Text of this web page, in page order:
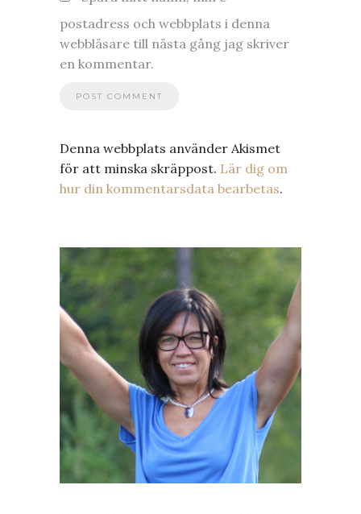
postadress och webbplats i denna
webbläsare till nästa gång jag skriver
en kommentar.
Denna webbplats använder Akismet
för att minska skräppost. Lär dig om
hur din kommentarsdata bearbetas.